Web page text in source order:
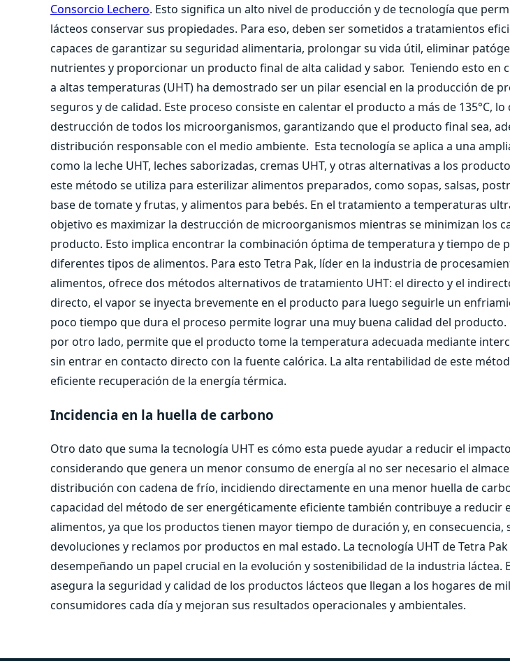
Consorcio Lechero. Esto significa un alto nivel de producción y de tecnología que
lácteos conservar sus propiedades. Para eso, deben ser sometidos a tratamientos
capaces de garantizar su seguridad alimentaria, prolongar su vida útil, eliminar
nutrientes y proporcionar un producto final de alta calidad y sabor. Teniendo esto en
a altas temperaturas (UHT) ha demostrado ser un pilar esencial en la producción de
seguros y de calidad. Este proceso consiste en calentar el producto a más de 135°C,
destrucción de todos los microorganismos, garantizando que el producto final sea,
distribución responsable con el medio ambiente. Esta tecnología se aplica a una
como la leche UHT, leches saborizadas, cremas UHT, y otras alternativas a los
este método se utiliza para esterilizar alimentos preparados, como sopas, salsas,
base de tomate y frutas, y alimentos para bebés. En el tratamiento a temperaturas
objetivo es maximizar la destrucción de microorganismos mientras se minimizan los
producto. Esto implica encontrar la combinación óptima de temperatura y tiempo de
diferentes tipos de alimentos. Para esto Tetra Pak, líder en la industria de
alimentos, ofrece dos métodos alternativos de tratamiento UHT: el directo y el
directo, el vapor se inyecta brevemente en el producto para luego seguirle un
poco tiempo que dura el proceso permite lograr una muy buena calidad del producto.
por otro lado, permite que el producto tome la temperatura adecuada mediante
sin entrar en contacto directo con la fuente calórica. La alta rentabilidad de este
eficiente recuperación de la energía térmica.
Incidencia en la huella de carbono
Otro dato que suma la tecnología UHT es cómo esta puede ayudar a reducir el
considerando que genera un menor consumo de energía al no ser necesario el
distribución con cadena de frío, incidiendo directamente en una menor huella de
capacidad del método de ser energéticamente eficiente también contribuye a reducir
alimentos, ya que los productos tienen mayor tiempo de duración y, en consecuencia,
devoluciones y reclamos por productos en mal estado. La tecnología UHT de Tetra
desempeñando un papel crucial en la evolución y sostenibilidad de la industria láctea.
asegura la seguridad y calidad de los productos lácteos que llegan a los hogares de
consumidores cada día y mejoran sus resultados operacionales y ambientales.